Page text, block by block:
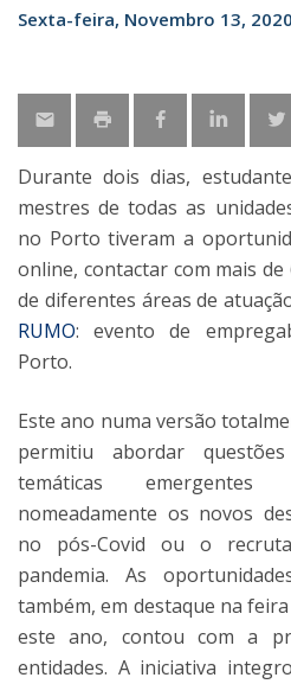
Sexta-feira, Novembro 13,
Durante dois dias,
mestres de todas as
no Porto tiveram a
online, contactar com mais
de diferentes áreas de
RUMO: evento de
Porto.
Este ano numa versão
permitiu abordar
temáticas emergentes
nomeadamente os novos
no pós-Covid ou o
pandemia. As
também, em destaque na
este ano, contou com a
entidades. A iniciativa